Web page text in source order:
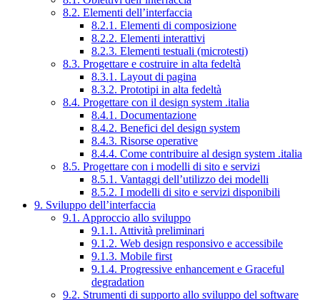
8.2. Elementi dell’interfaccia
8.2.1. Elementi di composizione
8.2.2. Elementi interattivi
8.2.3. Elementi testuali (microtesti)
8.3. Progettare e costruire in alta fedeltà
8.3.1. Layout di pagina
8.3.2. Prototipi in alta fedeltà
8.4. Progettare con il design system .italia
8.4.1. Documentazione
8.4.2. Benefici del design system
8.4.3. Risorse operative
8.4.4. Come contribuire al design system .italia
8.5. Progettare con i modelli di sito e servizi
8.5.1. Vantaggi dell’utilizzo dei modelli
8.5.2. I modelli di sito e servizi disponibili
9. Sviluppo dell’interfaccia
9.1. Approccio allo sviluppo
9.1.1. Attività preliminari
9.1.2. Web design responsivo e accessibile
9.1.3. Mobile first
9.1.4. Progressive enhancement e Graceful
degradation
9.2. Strumenti di supporto allo sviluppo del software